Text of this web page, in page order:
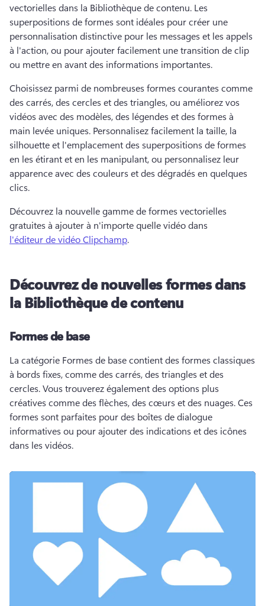
vectorielles dans la Bibliothèque de contenu. Les
superpositions de formes sont idéales pour créer une
personnalisation distinctive pour les messages et les appels
à l'action, ou pour ajouter facilement une transition de clip
ou mettre en avant des informations importantes.
Choisissez parmi de nombreuses formes courantes comme
des carrés, des cercles et des triangles, ou améliorez vos
vidéos avec des modèles, des légendes et des formes à
main levée uniques. Personnalisez facilement la taille, la
silhouette et l'emplacement des superpositions de formes
en les étirant et en les manipulant, ou personnalisez leur
apparence avec des couleurs et des dégradés en quelques
clics.
Découvrez la nouvelle gamme de formes vectorielles
gratuites à ajouter à n'importe quelle vidéo dans
l'éditeur de vidéo Clipchamp.
Découvrez de nouvelles formes dans
la Bibliothèque de contenu
Formes de base
La catégorie Formes de base contient des formes classiques
à bords fixes, comme des carrés, des triangles et des
cercles. Vous trouverez également des options plus
créatives comme des flèches, des cœurs et des nuages. Ces
formes sont parfaites pour des boîtes de dialogue
informatives ou pour ajouter des indications et des icônes
dans les vidéos.